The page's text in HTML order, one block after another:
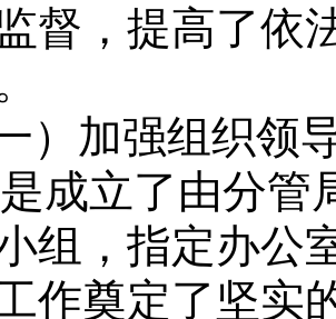
督，提高了依
一）加强组织领
成立了由分管
组，指定办公
作奠定了坚实